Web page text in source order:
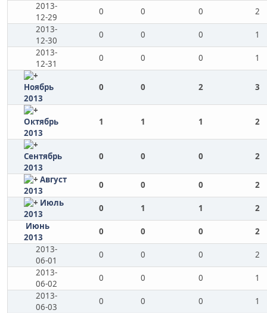
2013-
12-29
0 0 0
2
2013-
12-30
0 0 0
1
2013-
12-31
0 0 0 1
Ноябрь
2013
0 0 2 3
Октябрь
2013
1 1 1 2
Сентябрь
2013
0 0 0 2
Август
2013
0 0 0
2
Июль
2013
0 1 1
2
Июнь
2013
0 0 0
2
2013-
06-01
0 0 0
2
2013-
06-02
0 0 0
1
2013-
06-03
0 0 0
1